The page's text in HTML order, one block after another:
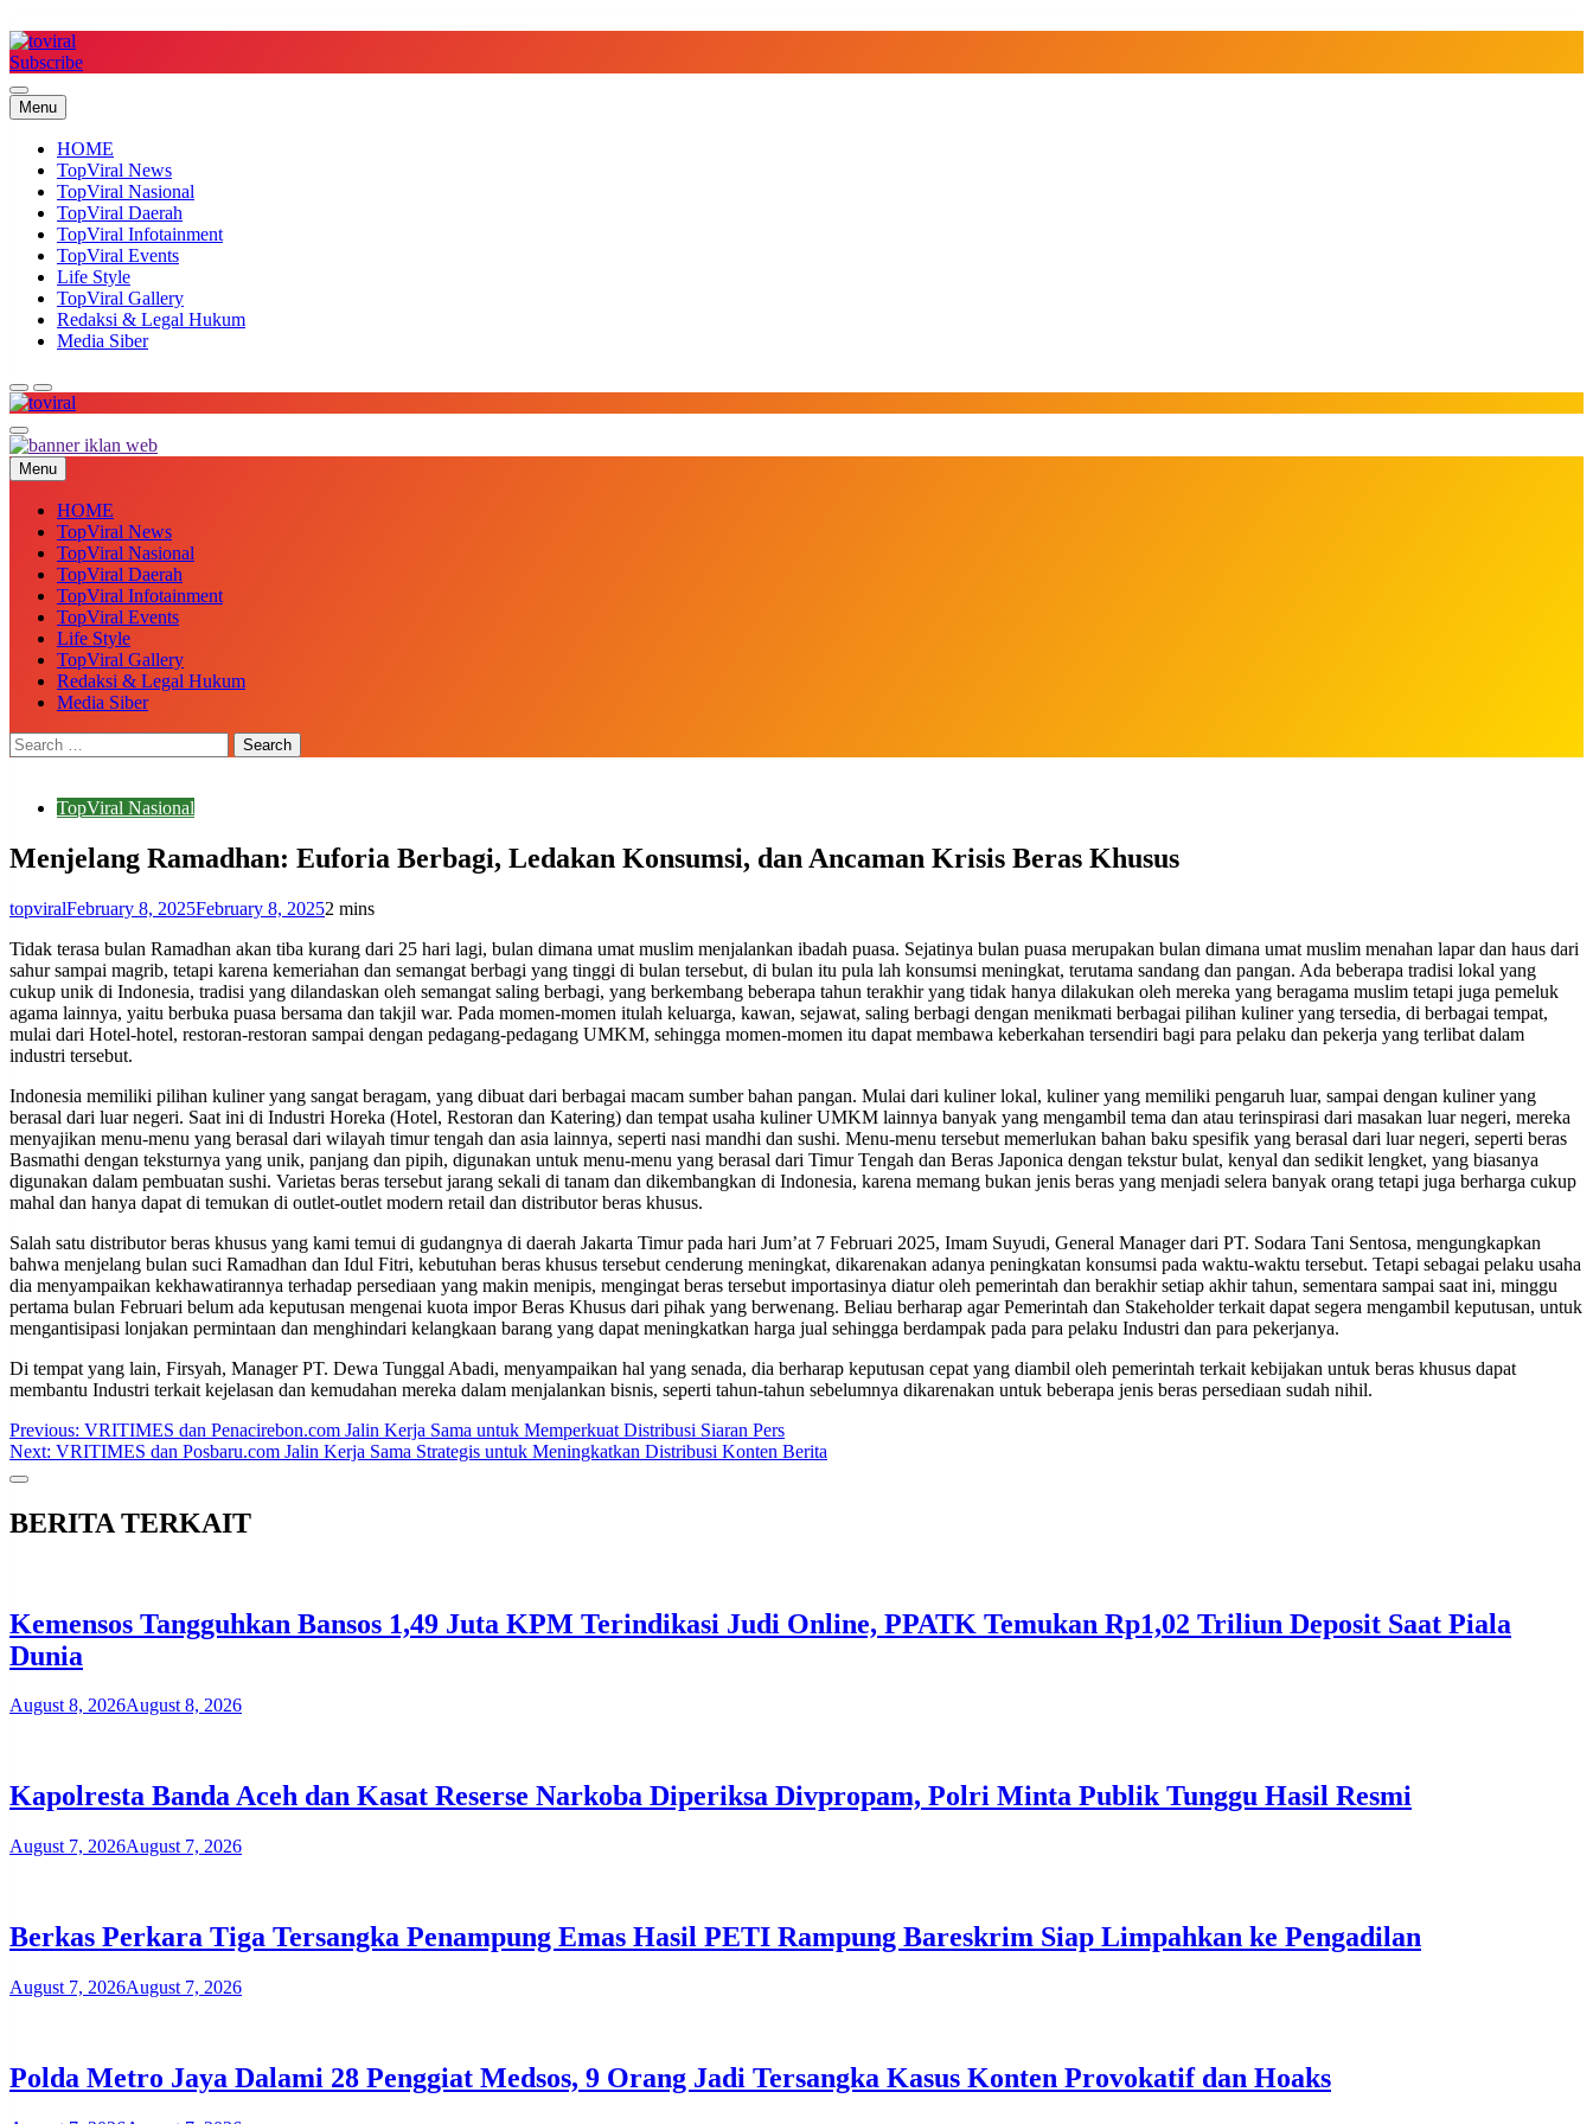
to
content
Subscribe
Menu
HOME
TopViral News
TopViral Nasional
TopViral Daerah
TopViral Infotainment
TopViral Events
Life Style
TopViral Gallery
Redaksi & Legal Hukum
Media Siber
Top Viral
Menu
HOME
TopViral News
TopViral Nasional
TopViral Daerah
TopViral Infotainment
TopViral Events
Life Style
TopViral Gallery
Redaksi & Legal Hukum
Media Siber
TopViral Nasional
Menjelang Ramadhan: Euforia Berbagi, Ledakan Konsumsi, dan Ancaman Krisis Beras Khusus
topviralFebruary 8, 2025February 8, 20252 mins
Tidak terasa bulan Ramadhan akan tiba kurang dari 25 hari lagi, bulan dimana umat muslim menjalankan ibadah puasa. Sejatinya bulan puasa merupakan bulan dimana umat muslim menahan lapar dan haus dari
sahur sampai magrib, tetapi karena kemeriahan dan semangat berbagi yang tinggi di bulan tersebut, di bulan itu pula lah konsumsi meningkat, terutama sandang dan pangan. Ada beberapa tradisi lokal yang
cukup unik di Indonesia, tradisi yang dilandaskan oleh semangat saling berbagi, yang berkembang beberapa tahun terakhir yang tidak hanya dilakukan oleh mereka yang beragama muslim tetapi juga pemeluk
agama lainnya, yaitu berbuka puasa bersama dan takjil war. Pada momen-momen itulah keluarga, kawan, sejawat, saling berbagi dengan menikmati berbagai pilihan kuliner yang tersedia, di berbagai tempat,
mulai dari Hotel-hotel, restoran-restoran sampai dengan pedagang-pedagang UMKM, sehingga momen-momen itu dapat membawa keberkahan tersendiri bagi para pelaku dan pekerja yang terlibat dalam
industri tersebut.
Indonesia memiliki pilihan kuliner yang sangat beragam, yang dibuat dari berbagai macam sumber bahan pangan. Mulai dari kuliner lokal, kuliner yang memiliki pengaruh luar, sampai dengan kuliner yang
berasal dari luar negeri. Saat ini di Industri Horeka (Hotel, Restoran dan Katering) dan tempat usaha kuliner UMKM lainnya banyak yang mengambil tema dan atau terinspirasi dari masakan luar negeri, mereka
menyajikan menu-menu yang berasal dari wilayah timur tengah dan asia lainnya, seperti nasi mandhi dan sushi. Menu-menu tersebut memerlukan bahan baku spesifik yang berasal dari luar negeri, seperti beras
Basmathi dengan teksturnya yang unik, panjang dan pipih, digunakan untuk menu-menu yang berasal dari Timur Tengah dan Beras Japonica dengan tekstur bulat, kenyal dan sedikit lengket, yang biasanya
digunakan dalam pembuatan sushi. Varietas beras tersebut jarang sekali di tanam dan dikembangkan di Indonesia, karena memang bukan jenis beras yang menjadi selera banyak orang tetapi juga berharga cukup
mahal dan hanya dapat di temukan di outlet-outlet modern retail dan distributor beras khusus.
Salah satu distributor beras khusus yang kami temui di gudangnya di daerah Jakarta Timur pada hari Jum’at 7 Februari 2025, Imam Suyudi, General Manager dari PT. Sodara Tani Sentosa, mengungkapkan
bahwa menjelang bulan suci Ramadhan dan Idul Fitri, kebutuhan beras khusus tersebut cenderung meningkat, dikarenakan adanya peningkatan konsumsi pada waktu-waktu tersebut. Tetapi sebagai pelaku usaha
dia menyampaikan kekhawatirannya terhadap persediaan yang makin menipis, mengingat beras tersebut importasinya diatur oleh pemerintah dan berakhir setiap akhir tahun, sementara sampai saat ini, minggu
pertama bulan Februari belum ada keputusan mengenai kuota impor Beras Khusus dari pihak yang berwenang. Beliau berharap agar Pemerintah dan Stakeholder terkait dapat segera mengambil keputusan, untuk
mengantisipasi lonjakan permintaan dan menghindari kelangkaan barang yang dapat meningkatkan harga jual sehingga berdampak pada para pelaku Industri dan para pekerjanya.
Di tempat yang lain, Firsyah, Manager PT. Dewa Tunggal Abadi, menyampaikan hal yang senada, dia berharap keputusan cepat yang diambil oleh pemerintah terkait kebijakan untuk beras khusus dapat
membantu Industri terkait kejelasan dan kemudahan mereka dalam menjalankan bisnis, seperti tahun-tahun sebelumnya dikarenakan untuk beberapa jenis beras persediaan sudah nihil.
Post
navigation
Previous: VRITIMES dan Penacirebon.com Jalin Kerja Sama untuk Memperkuat Distribusi Siaran Pers
Next: VRITIMES dan Posbaru.com Jalin Kerja Sama Strategis untuk Meningkatkan Distribusi Konten Berita
BERITA TERKAIT
Kemensos Tangguhkan Bansos 1,49 Juta KPM Terindikasi Judi Online, PPATK Temukan Rp1,02 Triliun Deposit Saat Piala
Dunia
August 8, 2026August 8, 2026
Kapolresta Banda Aceh dan Kasat Reserse Narkoba Diperiksa Divpropam, Polri Minta Publik Tunggu Hasil Resmi
August 7, 2026August 7, 2026
Berkas Perkara Tiga Tersangka Penampung Emas Hasil PETI Rampung Bareskrim Siap Limpahkan ke Pengadilan
August 7, 2026August 7, 2026
Polda Metro Jaya Dalami 28 Penggiat Medsos, 9 Orang Jadi Tersangka Kasus Konten Provokatif dan Hoaks